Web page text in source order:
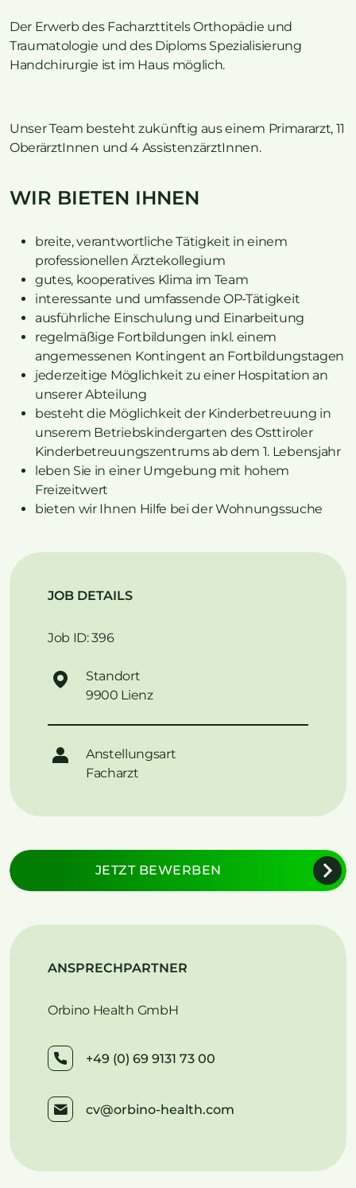
Der Erwerb des Facharzttitels Orthopädie und
Traumatologie und des Diploms Spezialisierung
Handchirurgie ist im Haus möglich.
Unser Team besteht zukünftig aus einem Primararzt, 11
OberärztInnen und 4 AssistenzärztInnen.
WIR BIETEN IHNEN
breite, verantwortliche Tätigkeit in einem
professionellen Ärztekollegium
gutes, kooperatives Klima im Team
interessante und umfassende OP-Tätigkeit
ausführliche Einschulung und Einarbeitung
regelmäßige Fortbildungen inkl. einem
angemessenen Kontingent an Fortbildungstagen
jederzeitige Möglichkeit zu einer Hospitation an
unserer Abteilung
besteht die Möglichkeit der Kinderbetreuung in
unserem Betriebskindergarten des Osttiroler
Kinderbetreuungszentrums ab dem 1. Lebensjahr
leben Sie in einer Umgebung mit hohem
Freizeitwert
bieten wir Ihnen Hilfe bei der Wohnungssuche
JOB DETAILS
Job ID: 396
Standort
9900 Lienz
Anstellungsart
Facharzt
JETZT BEWERBEN
ANSPRECHPARTNER
Orbino Health GmbH
+49 (0) 69 9131 73 00
cv@orbino-health.com